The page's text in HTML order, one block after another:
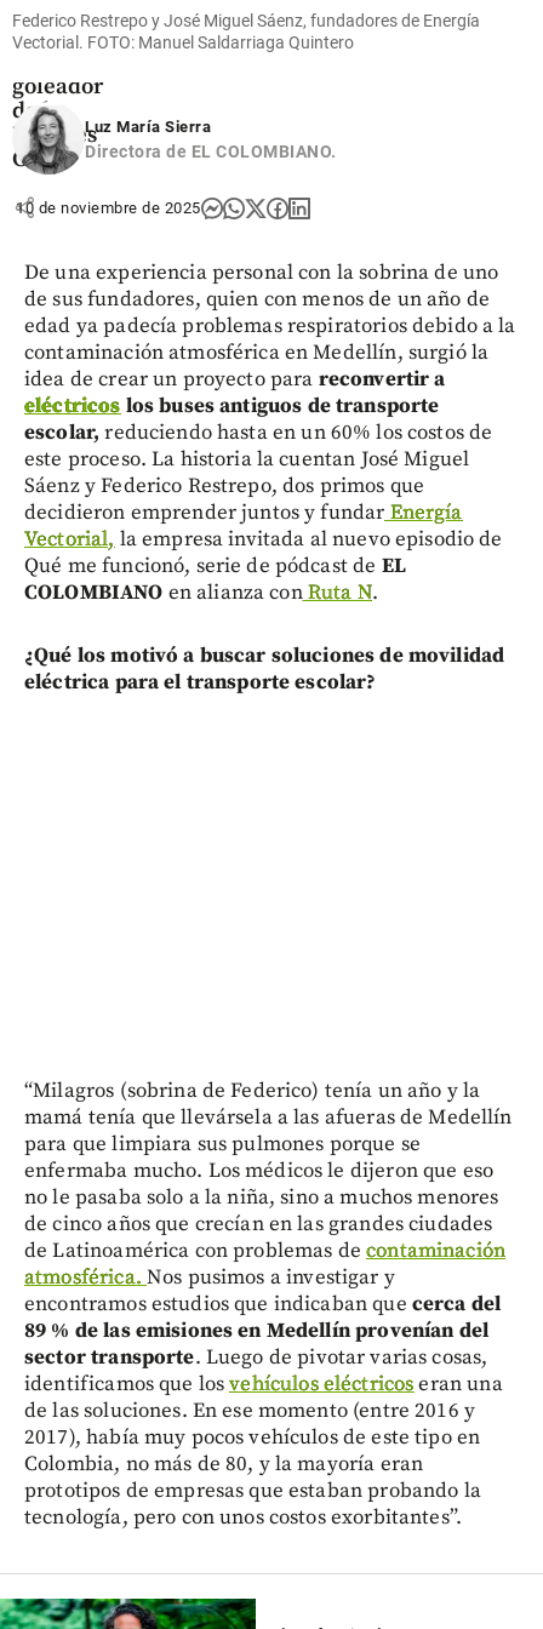
marcó
doblete y
goleador
de la
Leagues
Cup
share
Federico Restrepo y José Miguel Sáenz, fundadores de Energía
Vectorial. FOTO: Manuel Saldarriaga Quintero
Luz María Sierra
Directora de EL COLOMBIANO.
10 de noviembre de 2025
De una experiencia personal con la sobrina de uno
de sus fundadores, quien con menos de un año de
edad ya padecía problemas respiratorios debido a la
contaminación atmosférica en Medellín, surgió la
idea de crear un proyecto para reconvertir a
eléctricos los buses antiguos de transporte
escolar, reduciendo hasta en un 60% los costos de
este proceso. La historia la cuentan José Miguel
Sáenz y Federico Restrepo, dos primos que
decidieron emprender juntos y fundar Energía
Vectorial, la empresa invitada al nuevo episodio de
Qué me funcionó, serie de pódcast de EL
COLOMBIANO en alianza conRuta N.
¿Qué los motivó a buscar soluciones de movilidad
eléctrica para el transporte escolar?
“Milagros (sobrina de Federico) tenía un año y la
mamá tenía que llevársela a las afueras de Medellín
para que limpiara sus pulmones porque se
enfermaba mucho. Los médicos le dijeron que eso
no le pasaba solo a la niña, sino a muchos menores
de cinco años que crecían en las grandes ciudades
de Latinoamérica con problemas decontaminación
atmosférica. Nos pusimos a investigar y
encontramos estudios que indicaban que cerca del
89 % de las emisiones en Medellín provenían del
sector transporte. Luego de pivotar varias cosas,
identificamos que losvehículos eléctricoseran una
de las soluciones. En ese momento (entre 2016 y
2017), había muy pocos vehículos de este tipo en
Colombia, no más de 80, y la mayoría eran
prototipos de empresas que estaban probando la
tecnología, pero con unos costos exorbitantes”.